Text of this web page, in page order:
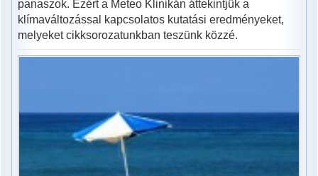
panaszok. Ezért a Meteo Klinikán áttekintjük a
klímaváltozással kapcsolatos kutatási eredményeket,
melyeket cikksorozatunkban teszünk közzé.